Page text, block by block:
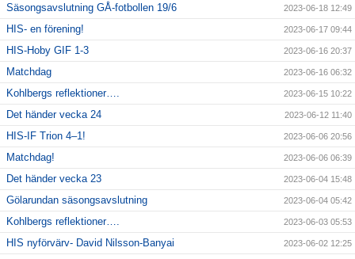
Säsongsavslutning GÅ-fotbollen 19/6 2023-06-18 12:49
HIS- en förening! 2023-06-17 09:44
HIS-Hoby GIF 1-3 2023-06-16 20:37
Matchdag 2023-06-16 06:32
Kohlbergs reflektioner…. 2023-06-15 10:22
Det händer vecka 24 2023-06-12 11:40
HIS-IF Trion 4–1! 2023-06-06 20:56
Matchdag! 2023-06-06 06:39
Det händer vecka 23 2023-06-04 15:48
Gölarundan säsongsavslutning 2023-06-04 05:42
Kohlbergs reflektioner…. 2023-06-03 05:53
HIS nyförvärv- David Nilsson-Banyai 2023-06-02 12:25